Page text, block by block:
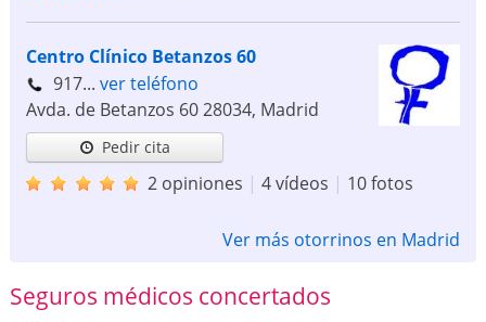
Centro Clínico Betanzos 60
917... ver teléfono
Avda. de Betanzos 6028034, Madrid
Pedir cita
2 opiniones | 4 vídeos | 10 fotos
Ver más otorrinos en Madrid
Seguros médicos concertados